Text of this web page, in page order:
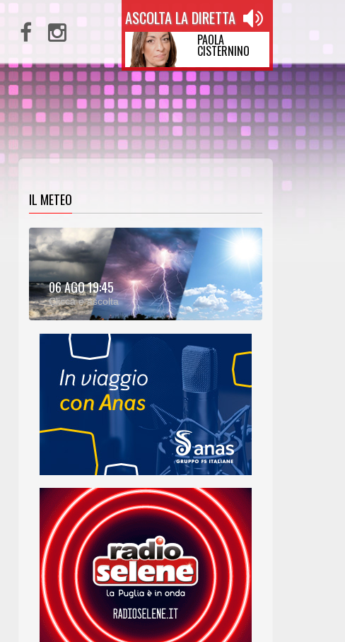
ASCOLTA LA DIRETTA
PAOLA
CISTERNINO
IL METEO
06 AGO 19:45
Clicca e ascolta
METEO:
00:00
00:27